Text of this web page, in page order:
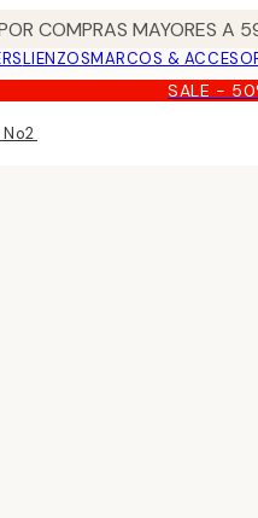
COMPRAS MAYORES A
LIENZOSMARCOS &
SALE -
Lienzo